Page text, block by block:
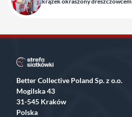
Better Collective Poland Sp. z o.o.
Mogilska 43
31-545 Kraków
Polska